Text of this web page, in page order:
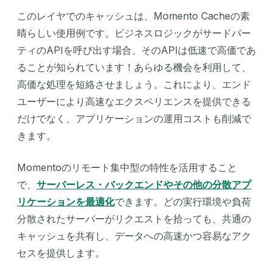
このレイヤでのキャッシュは、Momento Cacheの素
晴らしい使用例です。ビジネスロジックがサードパー
ティのAPIを呼び出す場合、そのAPIは低速で高価であ
ることが知られています！あらゆる機会を利用して、
高価な処理を短絡させましょう。これにより、エンド
ユーザーにより高速なエクスペリエンスを提供できる
だけでなく、アプリケーションの運用コストも削減で
きます。
Momentoのリモート集中型の特性を活用すること
で、 サーバーレス・バックエンドやその他の分散アプ
リケーションを最適化できます。どの実行環境や負荷
分散されたサーバーがリクエストを拾っても、共通の
キャッシュを共有し、データへの高速かつ容易なアク
セスを提供します。